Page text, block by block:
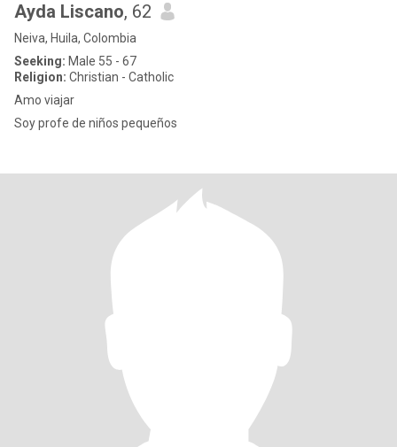
Ayda Liscano, 62
Neiva, Huila, Colombia
Seeking: Male 55 - 67
Religion: Christian - Catholic
Amo viajar
Soy profe de niños pequeños